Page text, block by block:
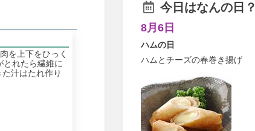
を上下をひっく
とれたら繊維に
汁はたれ作り
今日はなんの日？
8月6日
ハムの日
ハムとチーズの春巻き揚げ